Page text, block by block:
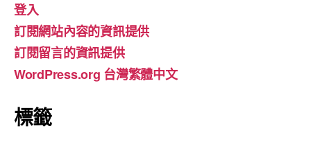
b
o
o
k
a
m
u
b
e
登入
訂閱網站內容的資訊提供
訂閱留言的資訊提供
WordPress.org 台灣繁體中文
標籤